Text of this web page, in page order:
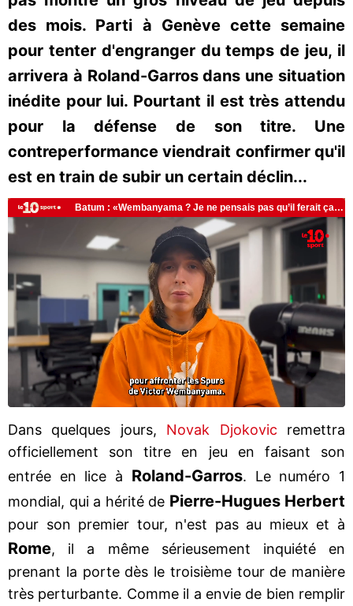
des mois. Parti à Genève cette semaine
pour tenter d'engranger du temps de jeu, il
arrivera à Roland-Garros dans une situation
inédite pour lui. Pourtant il est très attendu
pour la défense de son titre. Une
contreperformance viendrait confirmer qu'il
est en train de subir un certain déclin...
Dans quelques jours, Novak Djokovic remettra
officiellement son titre en jeu en faisant son
entrée en lice à Roland-Garros. Le numéro 1
mondial, qui a hérité de Pierre-Hugues Herbert
pour son premier tour, n'est pas au mieux et à
Rome, il a même sérieusement inquiété en
prenant la porte dès le troisième tour de manière
très perturbante. Comme il a envie de bien remplir